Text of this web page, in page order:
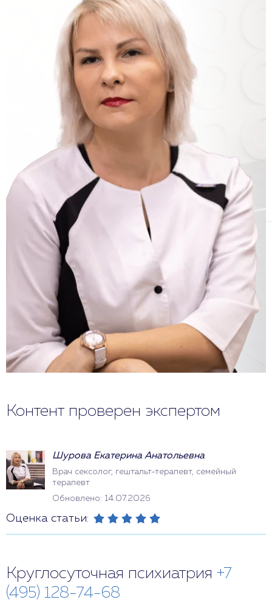
Контент проверен экспертом
Шурова Екатерина Анатольевна
Врач сексолог, гештальт-терапевт, семейный
терапевт
Обновлено: 14.07.2026
Оценка статьи:
Круглосуточная психиатрия +7
(495) 128-74-68